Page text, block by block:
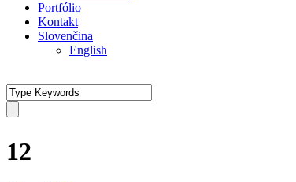
Portfólio
Kontakt
Slovenčina
English
12